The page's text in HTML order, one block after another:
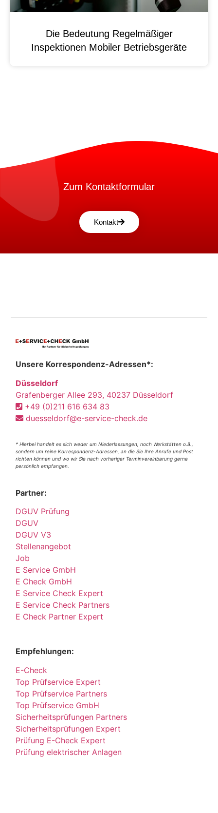
Die Bedeutung Regelmäßiger
Inspektionen Mobiler Betriebsgeräte
Zum Kontaktformular
Kontakt
Unsere Korrespondenz-Adressen*:
Düsseldorf
Grafenberger Allee 293, 40237 Düsseldorf
+49 (0)211 616 634 83
duesseldorf@e-service-check.de
* Hierbei handelt es sich weder um Niederlassungen, noch Werkstätten o.ä.,
sondern um reine Korrespondenz-Adressen, an die Sie Ihre Anrufe und Post
richten können und wo wir Sie nach vorheriger Terminvereinbarung gerne
persönlich empfangen.
Partner:
DGUV Prüfung
DGUV
DGUV V3
Stellenangebot
Job
E Service GmbH
E Check GmbH
E Service Check Expert
E Service Check Partners
E Check Partner Expert
Empfehlungen:
E-Check
Top Prüfservice Expert
Top Prüfservice Partners
Top Prüfservice GmbH
Sicherheitsprüfungen Partners
Sicherheitsprüfungen Expert
Prüfung E-Check Expert
Prüfung elektrischer Anlagen